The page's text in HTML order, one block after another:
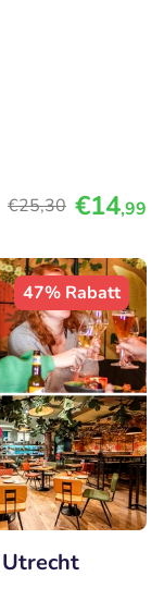
€25,30 €14,99
47% Rabatt